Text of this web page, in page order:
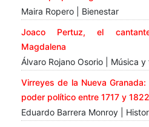
Maira Ropero | Bienestar
Joaco Pertuz, el
Magdalena
Álvaro Rojano Osorio | Música y
Virreyes de la Nueva
poder político entre 1717 y 1822
Eduardo Barrera Monroy |